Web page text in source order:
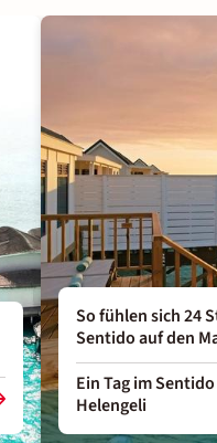
So fühlen sich 24
Sentido auf den
Ein Tag im
Helengeli